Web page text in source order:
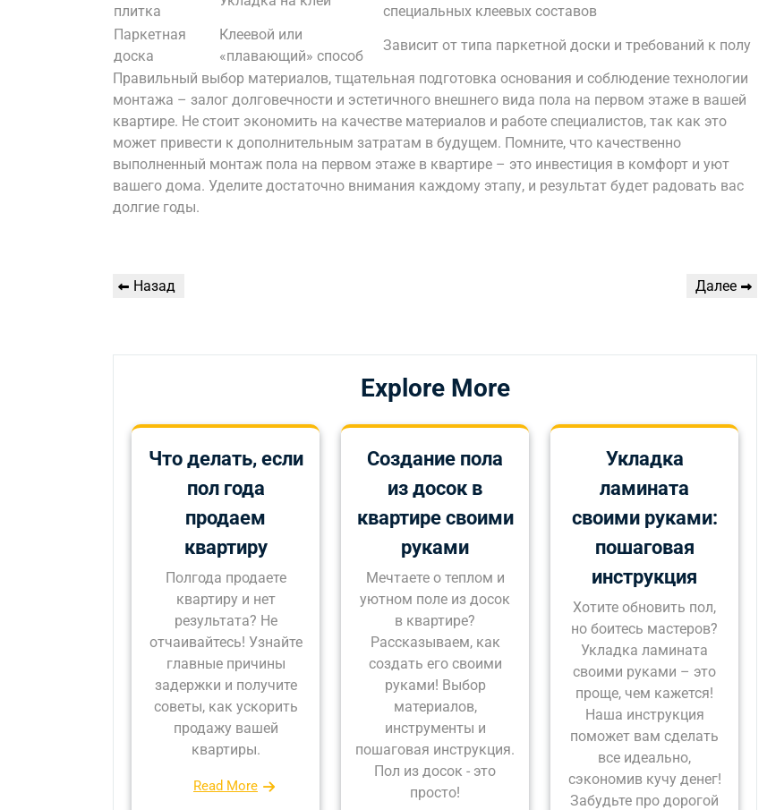
плитка
специальных клеевых составов
Паркетная
доска
Клеевой или
«плавающий» способ
Зависит от типа паркетной доски и требований к полу
Правильный выбор материалов, тщательная подготовка основания и соблюдение технологии
монтажа – залог долговечности и эстетичного внешнего вида пола на первом этаже в вашей
квартире. Не стоит экономить на качестве материалов и работе специалистов, так как это
может привести к дополнительным затратам в будущем. Помните, что качественно
выполненный монтаж пола на первом этаже в квартире – это инвестиция в комфорт и уют
вашего дома. Уделите достаточно внимания каждому этапу, и результат будет радовать вас
долгие годы.
Навигация
записям
Предыдущая
Назад
Следующая
Далее
Explore More
Что делать, если
пол года
продаем
квартиру
Полгода продаете
квартиру и нет
результата? Не
отчаивайтесь! Узнайте
главные причины
задержки и получите
советы, как ускорить
продажу вашей
квартиры.
Read More
Создание пола
из досок в
квартире своими
руками
Мечтаете о теплом и
уютном поле из досок
в квартире?
Рассказываем, как
создать его своими
руками! Выбор
материалов,
инструменты и
пошаговая инструкция.
Пол из досок - это
просто!
Укладка
ламината
своими руками:
пошаговая
инструкция
Хотите обновить пол,
но боитесь мастеров?
Укладка ламината
своими руками – это
проще, чем кажется!
Наша инструкция
поможет вам сделать
все идеально,
сэкономив кучу денег!
Забудьте про дорогой